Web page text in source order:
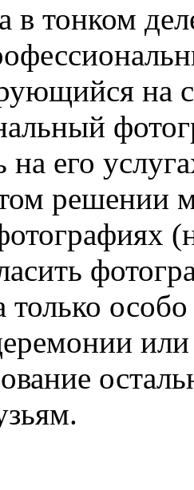
в тонком
на
его
решении
только